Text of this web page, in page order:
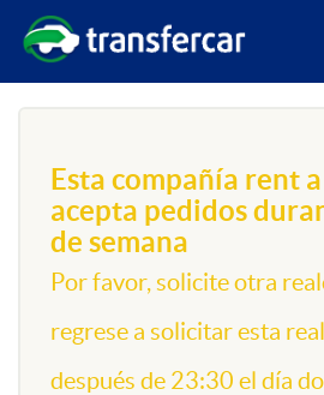
Esta compañía rent
acepta pedidos
de semana
Por favor, solicite otra
regrese a solicitar esta
después de 23:30 el día